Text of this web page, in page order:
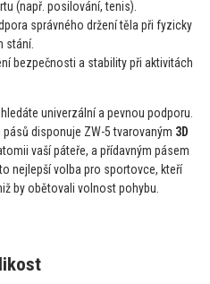
(např. posilování, tenis).
správného držení těla při fyzicky
stání.
bezpečnosti a stability při aktivitách
univerzální a pevnou podporu.
disponuje ZW-5 tvarovaným 3D
vaší páteře, a přídavným pásem
nejlepší volba pro sportovce, kteří
by obětovali volnost pohybu.